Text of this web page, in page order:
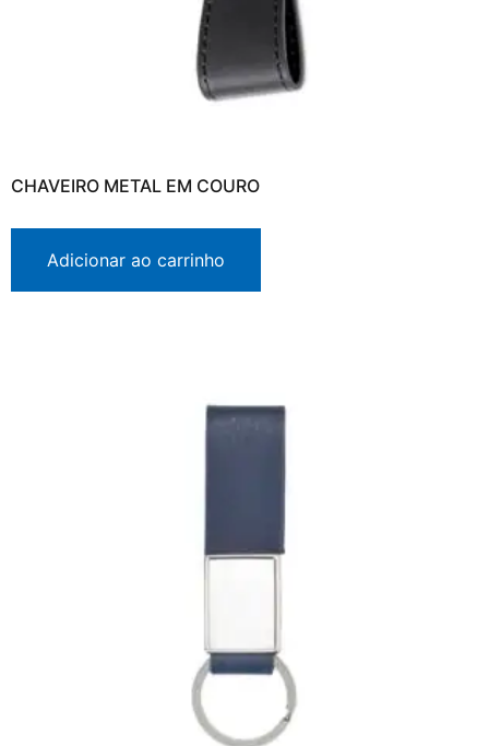
CHAVEIRO METAL EM COURO
Adicionar ao carrinho